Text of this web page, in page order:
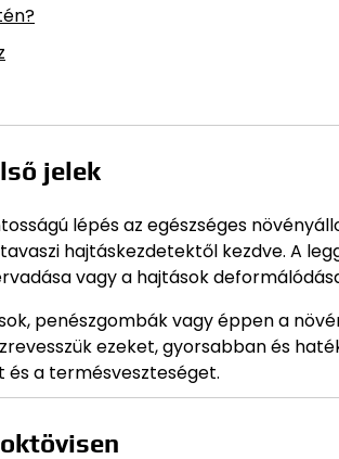
jelek
lépés az egészséges
hajtáskezdetektől kezdve. A
vagy a hajtások
penészgombák vagy éppen a
ezeket, gyorsabban és
és a termésveszteséget.